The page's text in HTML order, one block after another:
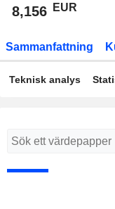
8,156 EUR
Sammanfattning
Teknisk analys